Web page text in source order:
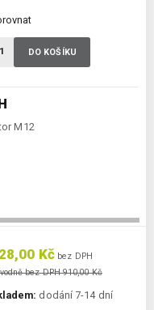
M12
DO KOŠÍKU
Kč bez DPH
bez DPH 910,00 Kč
dodání 7-14 dní